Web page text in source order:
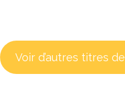
Voir d’autres titres